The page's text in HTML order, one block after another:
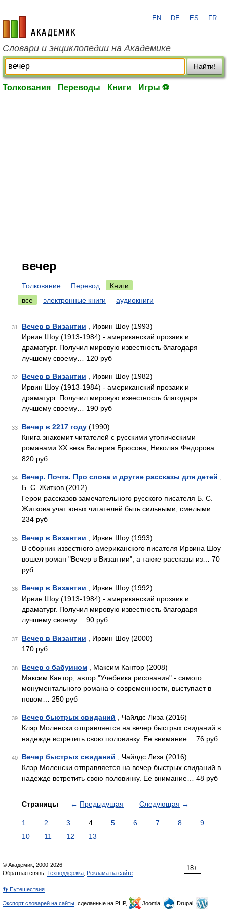
academic.ru
EN DE ES FR
Словари и энциклопедии на Академике
Найти!
Толкования Переводы Книги Игры ⚽
вечер
Толкование Перевод
Книги
все
электронные книги аудиокниги
31 Вечер в Византии , Ирвин Шоу (1993)
Ирвин Шоу (1913-1984) - американский прозаик и
драматург. Получил мировую известность благодаря
лучшему своему… 120 руб
32 Вечер в Византии , Ирвин Шоу (1982)
Ирвин Шоу (1913-1984) - американский прозаик и
драматург. Получил мировую известность благодаря
лучшему своему… 190 руб
33 Вечер в 2217 году (1990)
Книга знакомит читателей с русскими утопическими
романами XX века Валерия Брюсова, Николая Федорова…
820 руб
34 Вечер. Почта. Про слона и другие рассказы для детей
Б. С. Житков (2012)
Герои рассказов замечательного русского писателя Б. С.
Житкова учат юных читателей быть сильными, смелыми…
234 руб
35 Вечер в Византии , Ирвин Шоу (1993)
В сборник известного американского писателя Ирвина Шоу
вошел роман "Вечер в Византии", а также рассказы из… 70
руб
36 Вечер в Византии , Ирвин Шоу (1992)
Ирвин Шоу (1913-1984) - американский прозаик и
драматург. Получил мировую известность благодаря
лучшему своему… 90 руб
37 Вечер в Византии , Ирвин Шоу (2000)
170 руб
38 Вечер с бабуином , Максим Кантор (2008)
Максим Кантор, автор "Учебника рисования" - самого
монументального романа о современности, выступает в
новом… 250 руб
39 Вечер быстрых свиданий , Чайлдс Лиза (2016)
Клэр Моленски отправляется на вечер быстрых свиданий в
надежде встретить свою половинку. Ее внимание… 76 руб
40 Вечер быстрых свиданий , Чайлдс Лиза (2016)
Клэр Моленски отправляется на вечер быстрых свиданий в
надежде встретить свою половинку. Ее внимание… 48 руб
Страницы ← Предыдущая Следующая →
1 2 3 4 5 6 7 8
9
10
11 12 13
18+
© Академик, 2000-2026
Обратная связь: Техподдержка Реклама на сайте
👣 Путешествия
Экспорт словарей на сайты , сделанные на PHP, Joomla,
Drupal,